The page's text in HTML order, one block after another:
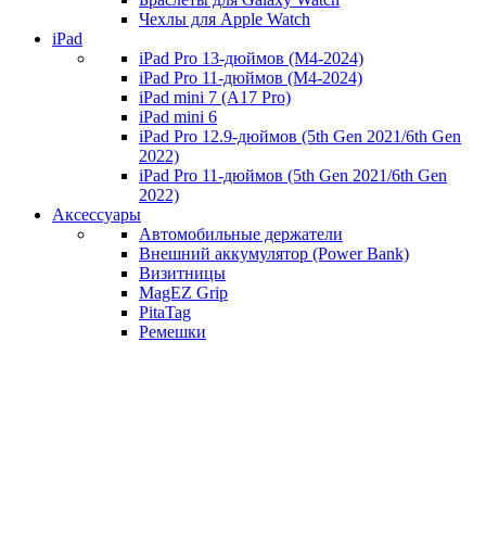
Чехлы для Apple Watch
iPad
iPad Pro 13-дюймов (M4-2024)
iPad Pro 11-дюймов (M4-2024)
iPad mini 7 (A17 Pro)
iPad mini 6
iPad Pro 12.9-дюймов (5th Gen 2021/6th Gen
2022)
iPad Pro 11-дюймов (5th Gen 2021/6th Gen
2022)
Аксессуары
Автомобильные держатели
Внешний аккумулятор (Power Bank)
Визитницы
MagEZ Grip
PitaTag
Ремешки